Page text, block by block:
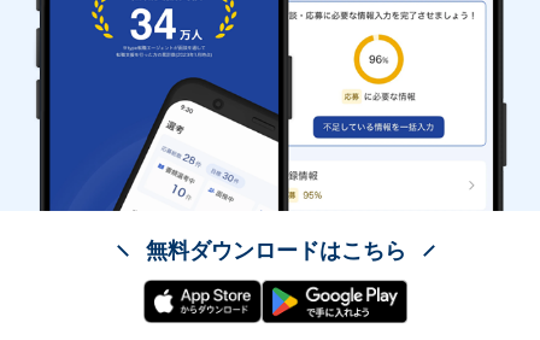
無料ダウンロードはこちら